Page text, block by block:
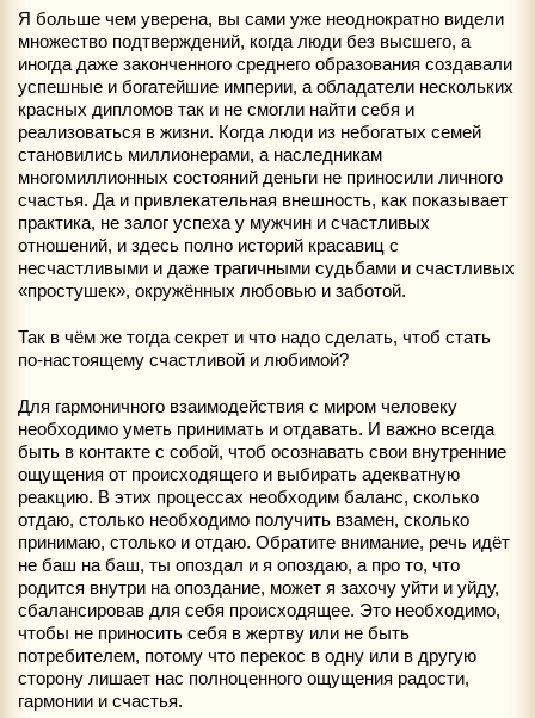
Я больше чем уверена, вы сами уже неоднократно видели
множество подтверждений, когда люди без высшего, а
иногда даже законченного среднего образования создавали
успешные и богатейшие империи, а обладатели нескольких
красных дипломов так и не смогли найти себя и
реализоваться в жизни. Когда люди из небогатых семей
становились миллионерами, а наследникам
многомиллионных состояний деньги не приносили личного
счастья. Да и привлекательная внешность, как показывает
практика, не залог успеха у мужчин и счастливых
отношений, и здесь полно историй красавиц с
несчастливыми и даже трагичными судьбами и счастливых
«простушек», окружённых любовью и заботой.
Так в чём же тогда секрет и что надо сделать, чтоб стать
по-настоящему счастливой и любимой?
Для гармоничного взаимодействия с миром человеку
необходимо уметь принимать и отдавать. И важно всегда
быть в контакте с собой, чтоб осознавать свои внутренние
ощущения от происходящего и выбирать адекватную
реакцию. В этих процессах необходим баланс, сколько
отдаю, столько необходимо получить взамен, сколько
принимаю, столько и отдаю. Обратите внимание, речь идёт
не баш на баш, ты опоздал и я опоздаю, а про то, что
родится внутри на опоздание, может я захочу уйти и уйду,
сбалансировав для себя происходящее. Это необходимо,
чтобы не приносить себя в жертву или не быть
потребителем, потому что перекос в одну или в другую
сторону лишает нас полноценного ощущения радости,
гармонии и счастья.